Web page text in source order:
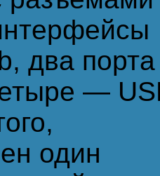
два порта
—
один